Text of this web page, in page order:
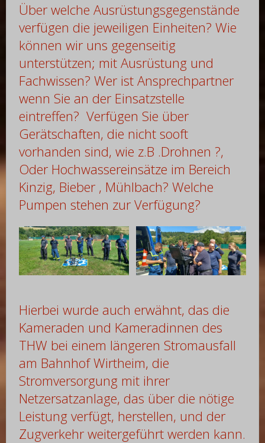
Über welche Ausrüstungsgegenstände
verfügen die jeweiligen Einheiten? Wie
können wir uns gegenseitig
unterstützen; mit Ausrüstung und
Fachwissen? Wer ist Ansprechpartner
wenn Sie an der Einsatzstelle
eintreffen? Verfügen Sie über
Gerätschaften, die nicht sooft
vorhanden sind, wie z.B .Drohnen ?,
Oder Hochwassereinsätze im Bereich
Kinzig, Bieber , Mühlbach? Welche
Pumpen stehen zur Verfügung?
Hierbei wurde auch erwähnt, das die
Kameraden und Kameradinnen des
THW bei einem längeren Stromausfall
am Bahnhof Wirtheim, die
Stromversorgung mit ihrer
Netzersatzanlage, das über die nötige
Leistung verfügt, herstellen, und der
Zugverkehr weitergeführt werden kann.